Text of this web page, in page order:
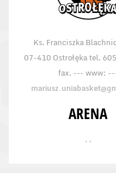
Ks. Franciszka
07-410 Ostrołęka tel.
fax. --- www:
ARENA
, ,